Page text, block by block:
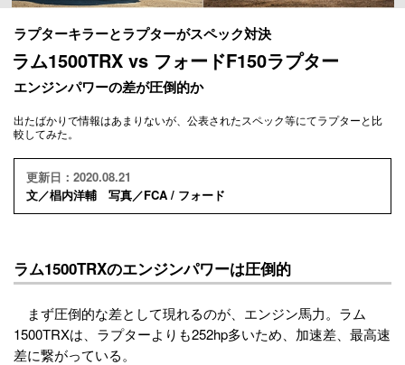
ラプターキラーとラプターがスペック対決
ラム1500TRX vs フォードF150ラプター
エンジンパワーの差が圧倒的か
出たばかりで情報はあまりないが、公表されたスペック等にてラプターと比
較してみた。
更新日：2020.08.21
文／椙内洋輔 写真／FCA / フォード
ラム1500TRXのエンジンパワーは圧倒的
まず圧倒的な差として現れるのが、エンジン馬力。ラム
1500TRXは、ラプターよりも252hp多いため、加速差、最高速
差に繋がっている。